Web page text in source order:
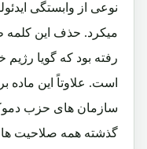
نوعی از وابستگی
میکرد. حذف این کلمه
رفته بود که گویا رژیم
است. علاوتاً این ماده
سازمان های حزب
گذشته همه صلاحیت